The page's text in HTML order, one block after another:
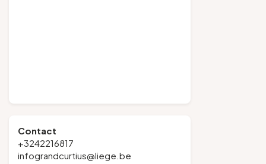
Contact
+3242216817
infograndcurtius@liege.be